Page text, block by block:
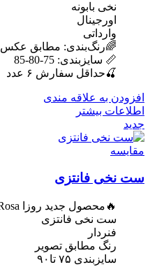
نخی بابونه
اورجینال
وارداتی
🌈رنگ‌بندی: مطابق عکس
📏 سایزبندی: 75-80-85
🍒حداقل سفارش ۶ عدد
افزودن به علاقه مندی
اطلاعات بیشتر
جدید
مقایسه
ست نخی فانتزی
🔥محصول جدید روزا Rosa🔥
ست نخی فانتزی
فنردار
رنگ مطابق تصویر
سایزبندی ۷۵ تا۹۰